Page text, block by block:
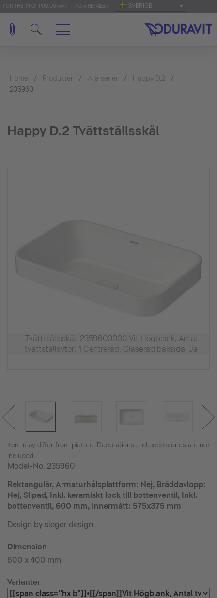
FOR THE 'PRO': PRO.DURAVIT FIND A RETAILER SVERIGE
Home Produkter Alla serier
Happy D.2
235960
Happy D.2 Tvättställsskål
Tvättställsskål, 2359600000 Vit Högblank, Antal
tvättställsytor: 1 Centrerad, Glaserad baksida: Ja
Item may differ from picture. Decorations and accessories are not
included.
Model-No. 235960
Rektangulär, Armaturhålsplattform: Nej, Bräddavlopp:
Nej, Slipad, Inkl. keramiskt lock till bottenventil, Inkl.
bottenventil, 600 mm, Innermått: 575x375 mm
Design by sieger design
Dimension
600 x 400 mm
Varianter